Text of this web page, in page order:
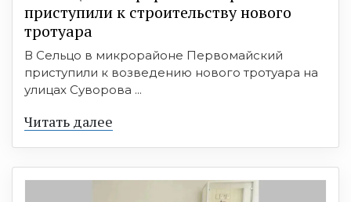
приступили к строительству нового
тротуара
В Сельцо в микрорайоне Первомайский
приступили к возведению нового тротуара на
улицах Суворова ...
Читать далее